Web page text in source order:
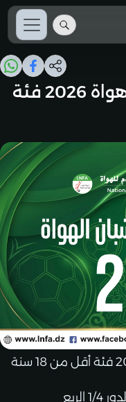
البطولة الوطنية للشبان هواة 2026 فئة
نتائج الدور الثمن النهائي و برنامج الدور 1/4 الربع